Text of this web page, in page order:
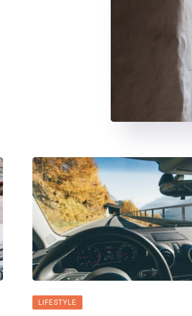
LIFESTYLE